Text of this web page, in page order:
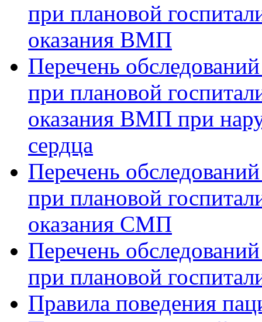
при плановой
оказания ВМП
Перечень
при плановой
оказания ВМП при
сердца
Перечень
при плановой
оказания СМП
Перечень
при плановой
Правила поведения